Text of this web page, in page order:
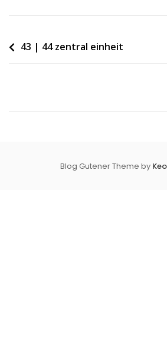
Beitragsnavigation
43 | 44 zentral einheit
Blog Gutener Theme by